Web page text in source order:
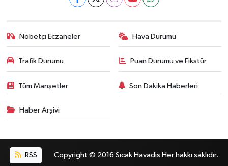
Nöbetçi Eczaneler Hava Durumu
Trafik Durumu Puan Durumu ve Fikstür
Tüm Manşetler Son Dakika Haberleri
Haber Arşivi
RSS Copyright © 2016 Sıcak Havadis Her hakkı saklıdır.